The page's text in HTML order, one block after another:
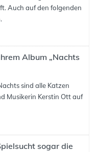
Auch auf den folgenden
Album „Nachts
sind alle Katzen
Musikerin Kerstin Ott auf
sogar die